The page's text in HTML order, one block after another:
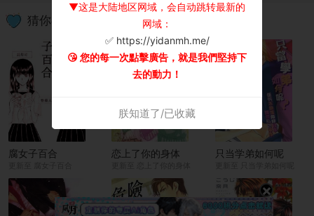
猜你喜欢
腐女子百合 恋上了你的身体 只当学弟如何呢
▼这是大陆地区网域，会自动跳转最新的
网域：
✅ https://yidanmh.me/
😘 您的每一次點擊廣告，就是我們堅持下
去的動力！
朕知道了/已收藏
×